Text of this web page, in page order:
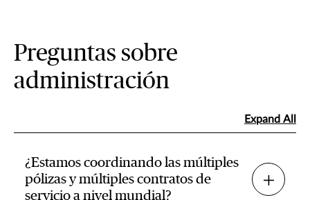
Preguntas sobre
administración
Expand All
¿Estamos coordinando las múltiples
pólizas y múltiples contratos de
servicio a nivel mundial?